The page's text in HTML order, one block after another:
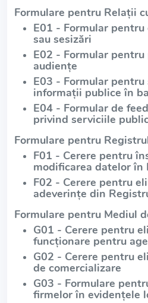
Formulare pentru Relații
E01 - Formular
sau sesizări
E02 - Formular
audiențe
E03 - Formular
informații publice în
E04 - Formular de
privind serviciile
Formulare pentru
F01 - Cerere pentru
modificarea datelor în
F02 - Cerere pentru
adeverințe din
Formulare pentru Mediul
G01 - Cerere pentru
funcționare pentru
G02 - Cerere pentru
de comercializare
G03 - Formulare
firmelor în evidențele